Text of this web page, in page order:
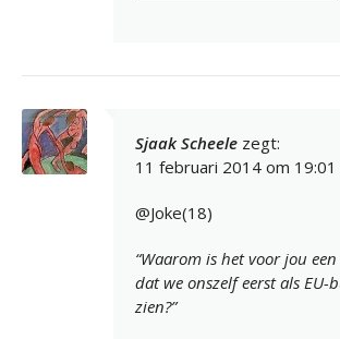
Sjaak Scheele zegt:
11 februari 2014 om 19:01
@Joke(18)
“Waarom is het voor jou
dat we onszelf eerst als EU-
zien?”